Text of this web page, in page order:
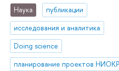
Наука
публикации
исследования и аналитика
Doing science
планирование проектов НИОКР